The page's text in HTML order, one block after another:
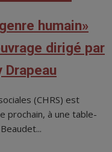
humain»
dirigé par
(CHRS) est
prochain, à une table-